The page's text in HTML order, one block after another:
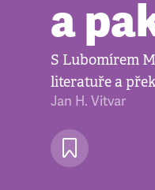
a
S Lubomírem
literatuře a
Jan H. Vitvar